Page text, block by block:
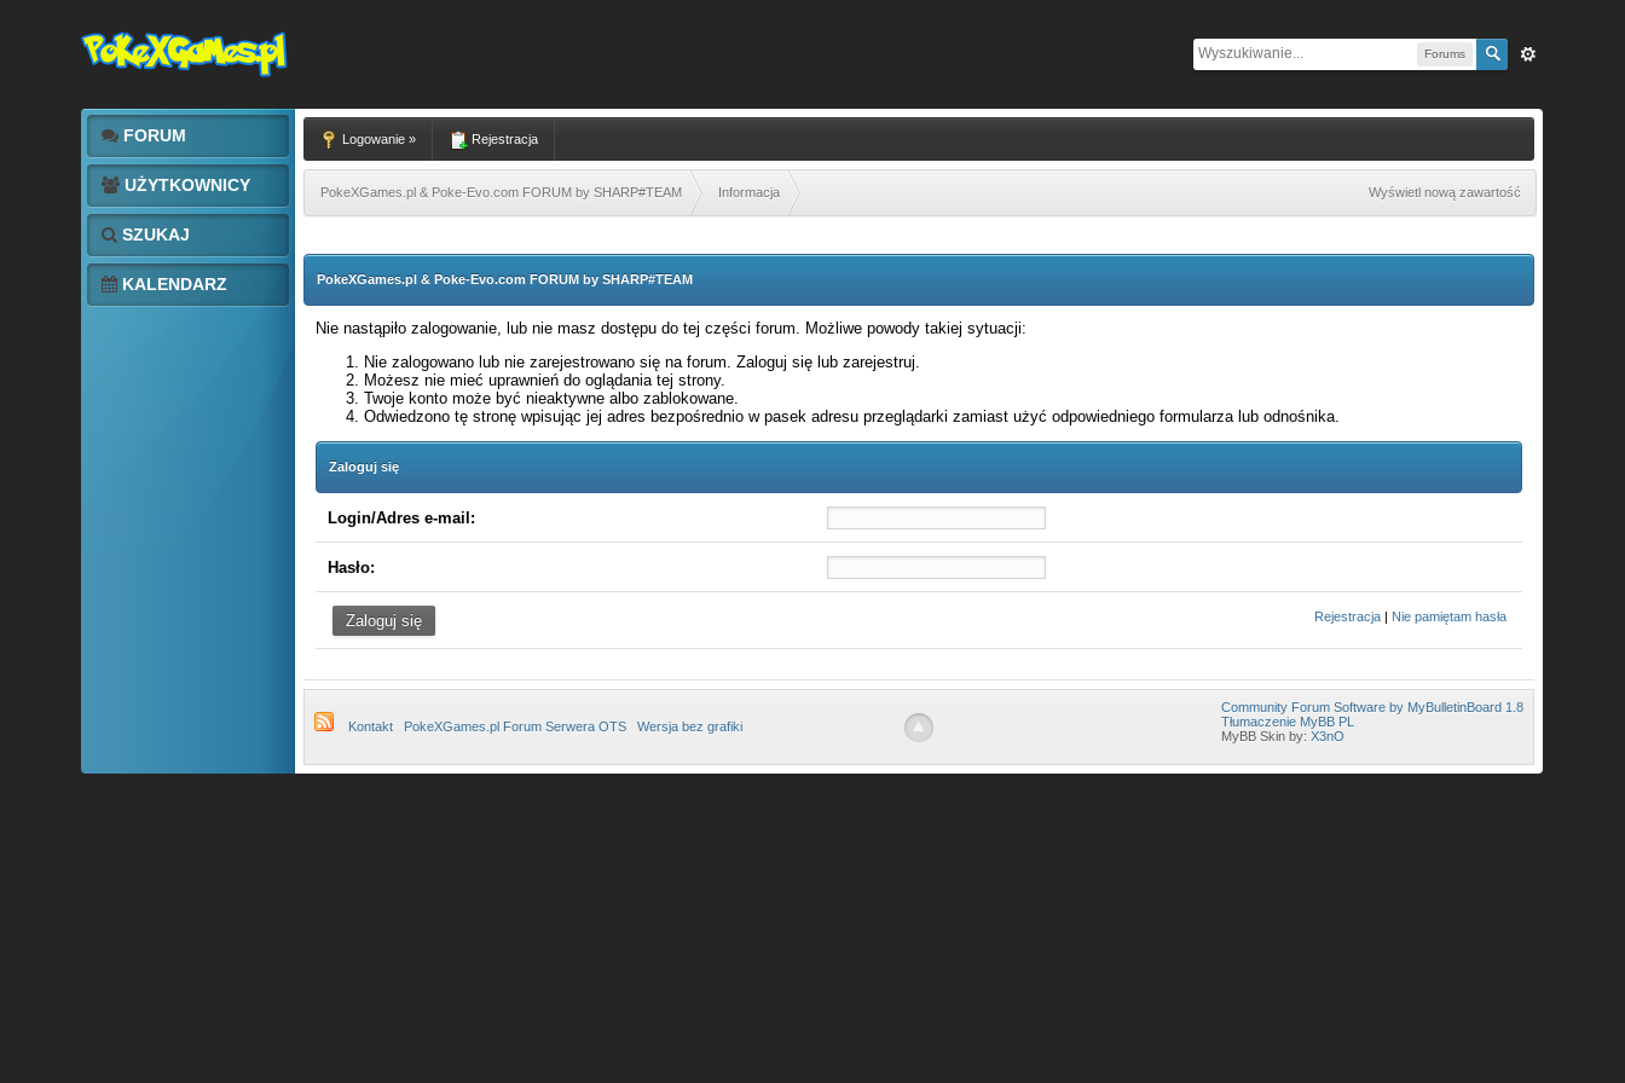
Forums
FORUM
UŻYTKOWNICY
SZUKAJ
KALENDARZ
Logowanie » Rejestracja
PokeXGames.pl & Poke-Evo.com FORUM by SHARP#TEAM Informacja Wyświetl nową zawartość
PokeXGames.pl & Poke-Evo.com FORUM by SHARP#TEAM
Nie nastąpiło zalogowanie, lub nie masz dostępu do tej części forum. Możliwe powody takiej sytuacji:
Nie zalogowano lub nie zarejestrowano się na forum. Zaloguj się lub zarejestruj.
Możesz nie mieć uprawnień do oglądania tej strony.
Twoje konto może być nieaktywne albo zablokowane.
Odwiedzono tę stronę wpisując jej adres bezpośrednio w pasek adresu przeglądarki zamiast użyć odpowiedniego formularza lub odnośnika.
Zaloguj się
Login/Adres e-mail:
Hasło:
Rejestracja | Nie pamiętam hasła
Kontakt PokeXGames.pl Forum Serwera OTS Wersja bez grafiki
Community Forum Software by MyBulletinBoard 1.8
Tłumaczenie MyBB PL
MyBB Skin by:X3nO